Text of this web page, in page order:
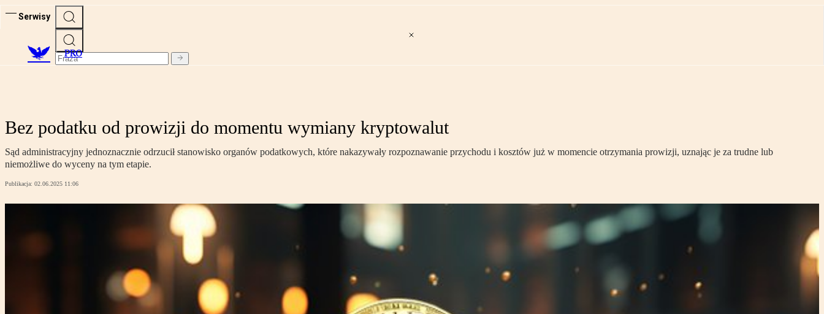
Serwisy
PRO
Bez podatku od prowizji do momentu wymiany kryptowalut
Sąd administracyjny jednoznacznie odrzucił stanowisko organów podatkowych, które nakazywały rozpoznawanie przychodu i kosztów już w momencie otrzymania prowizji, uznając je za trudne lub
niemożliwe do wyceny na tym etapie.
Publikacja: 02.06.2025 11:06